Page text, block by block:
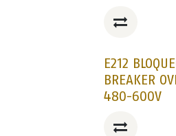
E212
BREAKER
480-600V